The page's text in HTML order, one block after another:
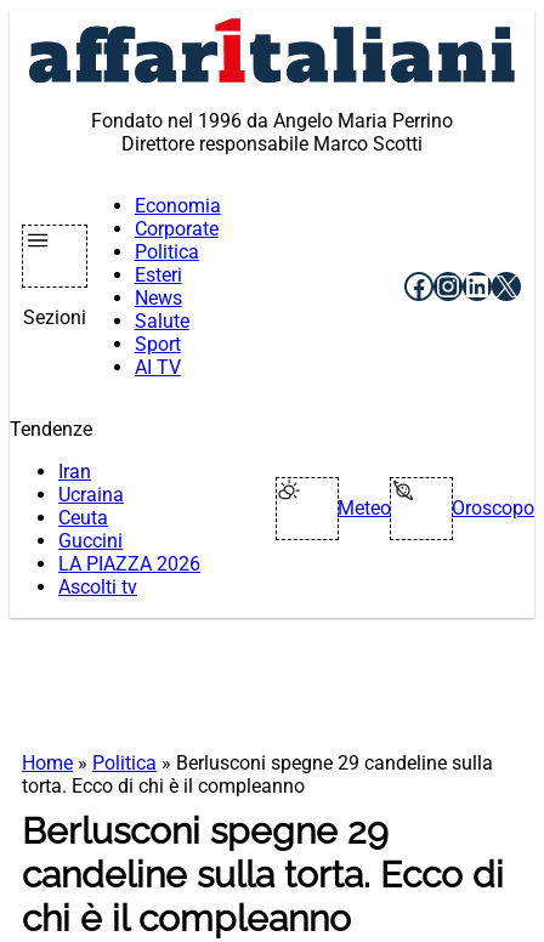
contenuto
Fondato nel 1996 da Angelo Maria Perrino
Direttore responsabile Marco Scotti
Sezioni
Economia
Corporate
Politica
Esteri
News
Salute
Sport
AI TV
Facebook
X
Tendenze
Iran
Ucraina
Ceuta
Guccini
LA PIAZZA 2026
Ascolti tv
Meteo Oroscopo
Home » Politica » Berlusconi spegne 29 candeline sulla
torta. Ecco di chi è il compleanno
Berlusconi spegne 29
candeline sulla torta. Ecco di
chi è il compleanno